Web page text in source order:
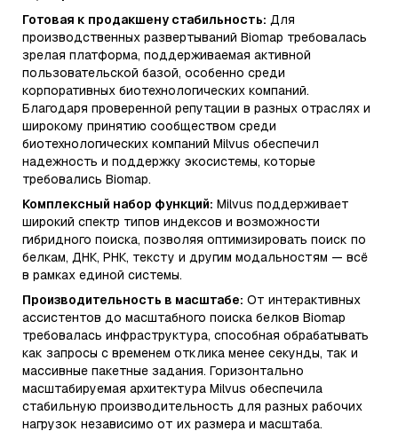
Готовая к продакшену стабильность: Для
производственных развертываний Biomap требовалась
зрелая платформа, поддерживаемая активной
пользовательской базой, особенно среди
корпоративных биотехнологических компаний.
Благодаря проверенной репутации в разных отраслях и
широкому принятию сообществом среди
биотехнологических компаний Milvus обеспечил
надежность и поддержку экосистемы, которые
требовались Biomap.
Комплексный набор функций: Milvus поддерживает
широкий спектр типов индексов и возможности
гибридного поиска, позволяя оптимизировать поиск по
белкам, ДНК, РНК, тексту и другим модальностям — всё
в рамках единой системы.
Производительность в масштабе: От интерактивных
ассистентов до масштабного поиска белков Biomap
требовалась инфраструктура, способная обрабатывать
как запросы с временем отклика менее секунды, так и
массивные пакетные задания. Горизонтально
масштабируемая архитектура Milvus обеспечила
стабильную производительность для разных рабочих
нагрузок независимо от их размера и масштаба.